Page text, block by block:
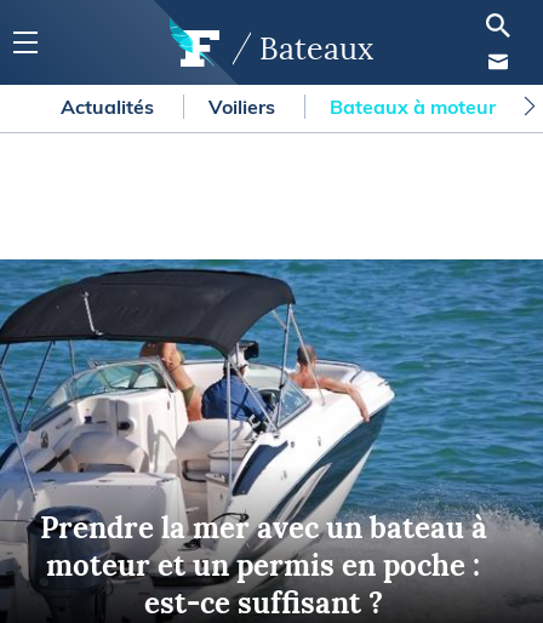
Bateaux
Actualités Voiliers Bateaux à moteur
Prendre la mer avec un bateau à
moteur et un permis en poche :
est-ce suffisant ?